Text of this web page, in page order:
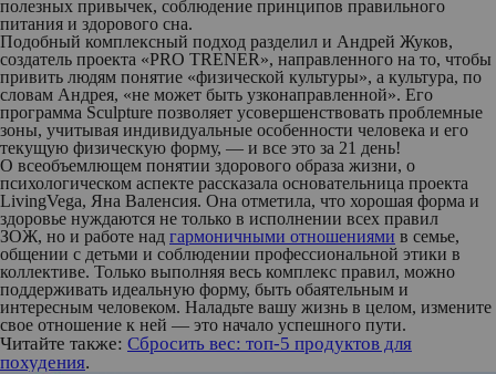
полезных привычек, соблюдение принципов правильного
питания и здорового сна.
Подобный комплексный подход разделил и Андрей Жуков,
создатель проекта «PRO TRENER», направленного на то, чтобы
привить людям понятие «физической культуры», а культура, по
словам Андрея, «не может быть узконаправленной». Его
программа Sculpture позволяет усовершенствовать проблемные
зоны, учитывая индивидуальные особенности человека и его
текущую физическую форму, — и все это за 21 день!
О всеобъемлющем понятии здорового образа жизни, о
психологическом аспекте рассказала основательница проекта
LivingVega, Яна Валенсия. Она отметила, что хорошая форма и
здоровье нуждаются не только в исполнении всех правил
ЗОЖ, но и работе над гармоничными отношениями в семье,
общении с детьми и соблюдении профессиональной этики в
коллективе. Только выполняя весь комплекс правил, можно
поддерживать идеальную форму, быть обаятельным и
интересным человеком. Наладьте вашу жизнь в целом, измените
свое отношение к ней — это начало успешного пути.
Читайте также: Сбросить вес: топ-5 продуктов для
похудения.